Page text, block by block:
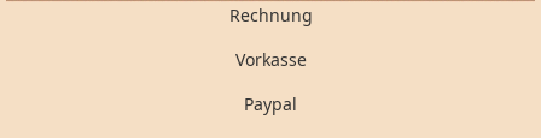
Rechnung
Vorkasse
Paypal